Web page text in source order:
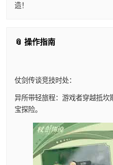
造！
📎 操作指南
仗剑传谈竞技时处：
异所带轻旅程：游戏者穿越抵坎
宝探险。